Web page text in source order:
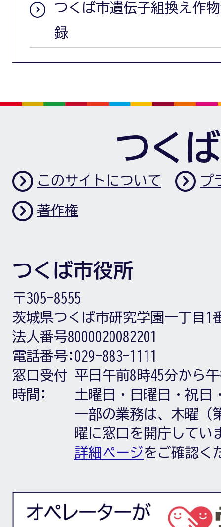
つくば市遺伝子組換え作
録
つく
このサイトについて プ
著作権
つくば市役所
〒305-8555
茨城県つくば市研究学園一丁目1
法人番号8000020082201
電話番号: 029-883-1111
窓口受付
時間:
平日午前8時45分から
土曜日・日曜日・祝日
一部の業務は、木曜（
曜に窓口を開庁してい
詳細ページをご確認く